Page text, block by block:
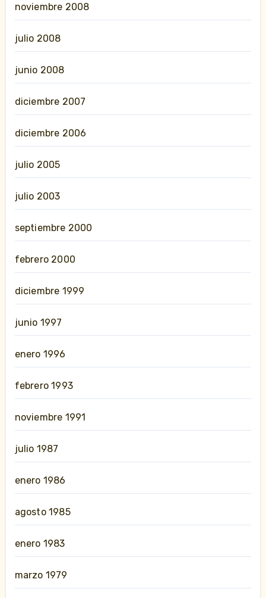
noviembre 2008
julio 2008
junio 2008
diciembre 2007
diciembre 2006
julio 2005
julio 2003
septiembre 2000
febrero 2000
diciembre 1999
junio 1997
enero 1996
febrero 1993
noviembre 1991
julio 1987
enero 1986
agosto 1985
enero 1983
marzo 1979